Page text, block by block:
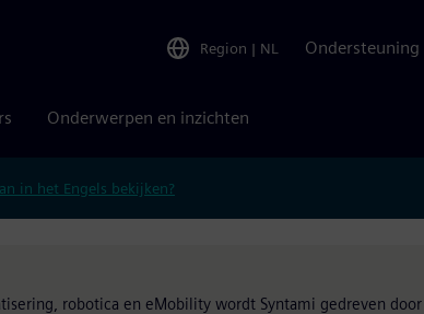
Region | NL Ondersteuning
Onderwerpen en inzichten
in het Engels bekijken?
robotica en eMobility wordt Syntami gedreven door